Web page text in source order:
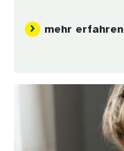
mehr erfahren